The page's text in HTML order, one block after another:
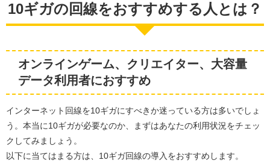
10ギガの回線をおすすめする人とは？
オンラインゲーム、クリエイター、大容量
データ利用者におすすめ
インターネット回線を10ギガにすべきか迷っている方は多いでしょ
う。本当に10ギガが必要なのか、まずはあなたの利用状況をチェッ
クしてみましょう。
以下に当てはまる方は、10ギガ回線の導入をおすすめします。